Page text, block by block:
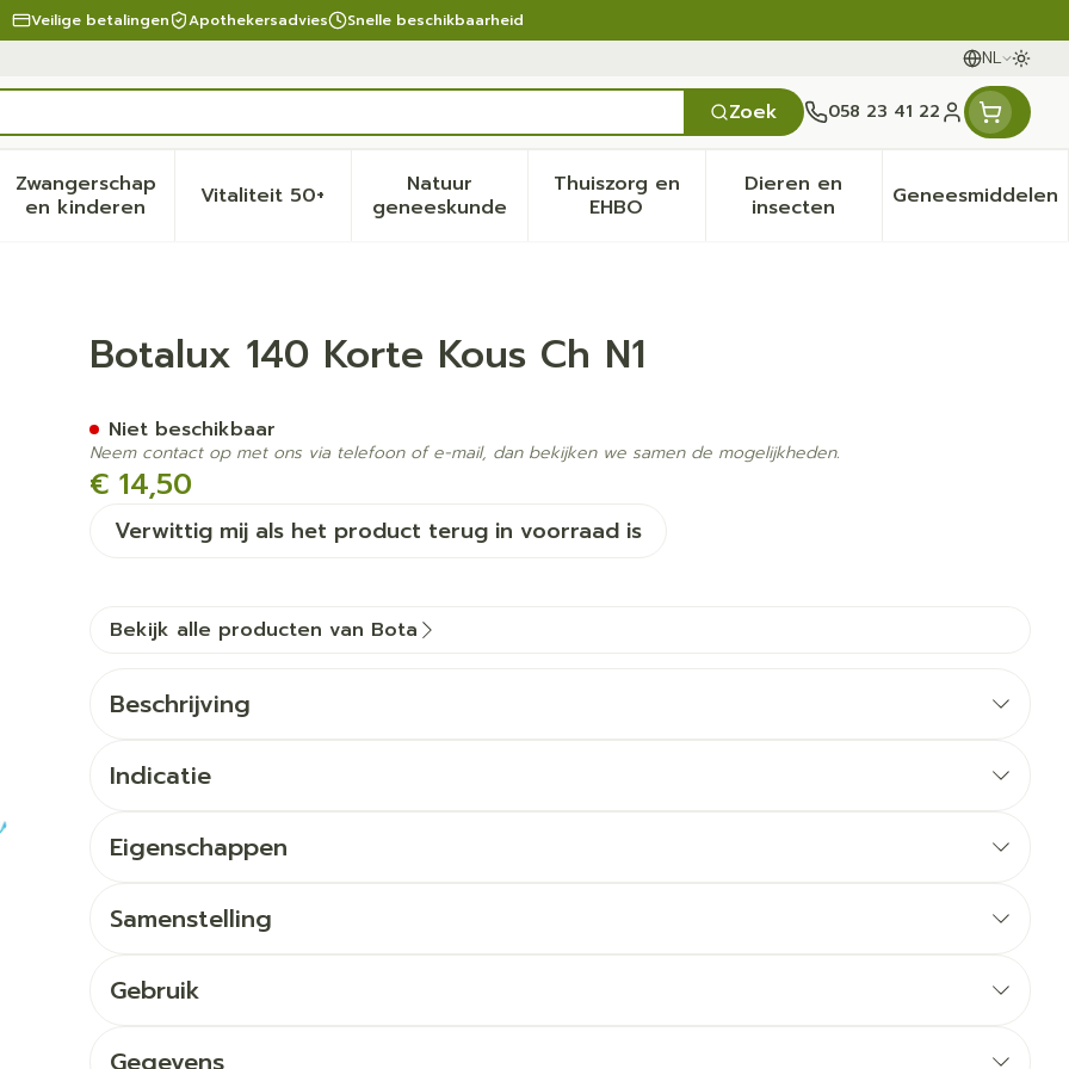
Veilige betalingen Apothekersadvies Snelle beschikbaarheid
NL
Talen
Zoek 058 23 41 22
Klant menu
verzorging en hygiëne categorie
voor Dieet, voeding en vitamines categorie
Zwangerschap
en kinderenToon submenu voor Zwangerschap en kinderen categorie
Vitaliteit 50+Toon submenu voor Vitaliteit 50+ categorie
Natuur
geneeskundeToon submenu voor Natuur geneeskunde categorie
Thuiszorg en
EHBOToon submenu voor Thuiszorg en EHBO
Dieren en
insectenToon submenu voor
Geneesmiddelen
Toon
Botalux 140 Korte Kous Ch N1
€ 14,50
Verwittig mij als het product terug in voorraad is
Niet beschikbaar
Neem contact op met ons via telefoon of e-mail, dan bekijken we samen de mogelijkheden.
Bekijk alle producten van Bota
Beschrijving
Indicatie
Eigenschappen
Samenstelling
Gebruik
Gegevens